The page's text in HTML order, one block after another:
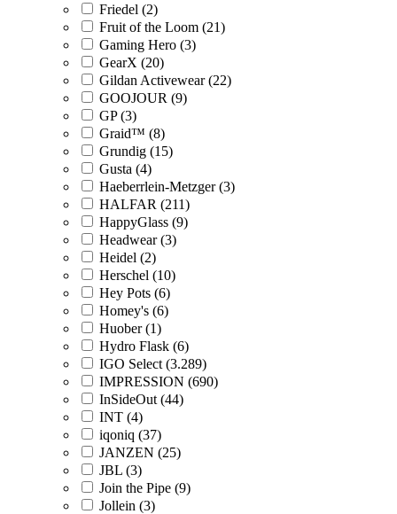
Friedel (2)
Fruit of the Loom (21)
Gaming Hero (3)
GearX (20)
Gildan Activewear (22)
GOOJOUR (9)
GP (3)
Graid™ (8)
Grundig (15)
Gusta (4)
Haeberrlein-Metzger (3)
HALFAR (211)
HappyGlass (9)
Headwear (3)
Heidel (2)
Herschel (10)
Hey Pots (6)
Homey's (6)
Huober (1)
Hydro Flask (6)
IGO Select (3.289)
IMPRESSION (690)
InSideOut (44)
INT (4)
iqoniq (37)
JANZEN (25)
JBL (3)
Join the Pipe (9)
Jollein (3)